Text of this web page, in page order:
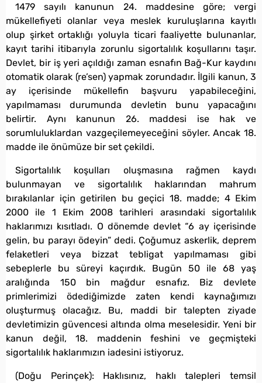
1479 sayılı kanunun 24. maddesine göre; vergi
mükellefiyeti olanlar veya meslek kuruluşlarına kayıtlı
olup şirket ortaklığı yoluyla ticari faaliyette bulunanlar,
kayıt tarihi itibarıyla zorunlu sigortalılık koşullarını taşır.
Devlet, bir iş yeri açıldığı zaman esnafın Bağ-Kur kaydını
otomatik olarak (re’sen) yapmak zorundadır. İlgili kanun, 3
ay içerisinde mükellefin başvuru yapabileceğini,
yapılmaması durumunda devletin bunu yapacağını
belirtir. Aynı kanunun 26. maddesi ise hak ve
sorumluluklardan vazgeçilemeyeceğini söyler. Ancak 18.
madde ile önümüze bir set çekildi.
Sigortalılık koşulları oluşmasına rağmen kaydı
bulunmayan ve sigortalılık haklarından mahrum
bırakılanlar için getirilen bu geçici 18. madde; 4 Ekim
2000 ile 1 Ekim 2008 tarihleri arasındaki sigortalılık
haklarımızı kısıtladı. O dönemde devlet “6 ay içerisinde
gelin, bu parayı ödeyin” dedi. Çoğumuz askerlik, deprem
felaketleri veya bizzat tebligat yapılmaması gibi
sebeplerle bu süreyi kaçırdık. Bugün 50 ile 68 yaş
aralığında 150 bin mağdur esnafız. Biz devlete
primlerimizi ödediğimizde zaten kendi kaynağımızı
oluşturmuş olacağız. Bu, maddi bir talepten ziyade
devletimizin güvencesi altında olma meselesidir. Yeni bir
kanun değil, 18. maddenin feshini ve geçmişteki
sigortalılık haklarımızın iadesini istiyoruz.
(Doğu Perinçek): Haklısınız, haklı talepleri temsil